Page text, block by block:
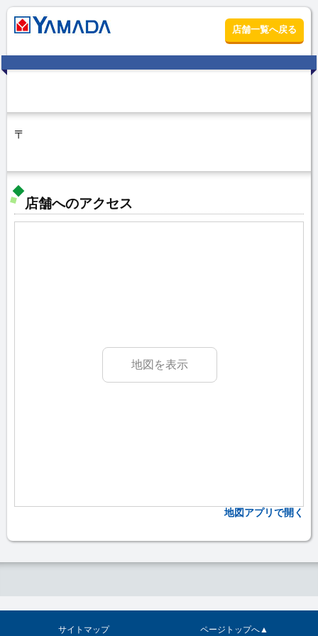
店舗一覧へ戻る
〒
店舗へのアクセス
地図を表示
地図アプリで開く
サイトマップ ページトップへ▲